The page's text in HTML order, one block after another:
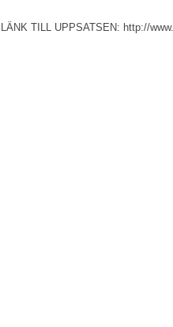
LÄNK TILL UPPSATSEN: http://